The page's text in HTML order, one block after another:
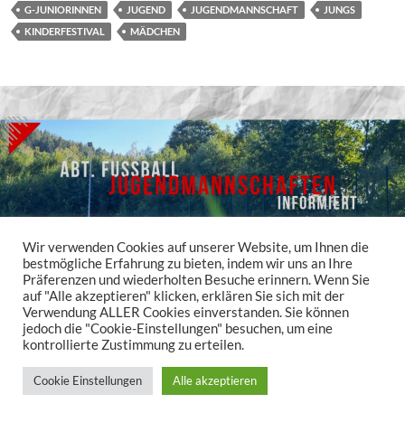
G-JUNIORINNEN
JUGEND JUGENDMANNSCHAFT
JUNGS
KINDERFESTIVAL
MÄDCHEN
ABT. FUSSBALL , ABTEILUNGEN ,AKTUELLES ,B-MÄDCHEN BAMBINIS
JUNGS,C-JUGEND,C-MÄDCHEN, E-MÄDCHEN,
F1-JUGEND,G-JUGEND,JUGENDMANNSCHAFTEN
JUGENDSPIELE AM
Wir verwenden Cookies auf unserer Website, um Ihnen die
bestmögliche Erfahrung zu bieten, indem wir uns an Ihre
Präferenzen und wiederholten Besuche erinnern. Wenn Sie
auf "Alle akzeptieren" klicken, erklären Sie sich mit der
Verwendung ALLER Cookies einverstanden. Sie können
jedoch die "Cookie-Einstellungen" besuchen, um eine
kontrollierte Zustimmung zu erteilen.
Cookie Einstellungen Alle akzeptieren